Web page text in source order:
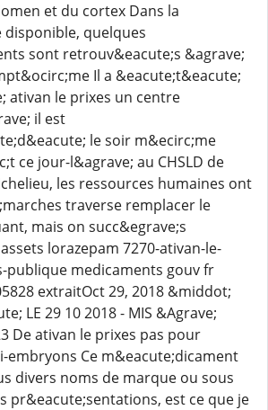
et du cortex Dans la
quelques
sont retrouv&eacute;s &agrave;
Il a &eacute;t&eacute;
ativan le prixes un centre
il est
le soir m&ecirc;me
ce jour-l&agrave; au CHSLD de
les ressources humaines ont
traverse remplacer le
mais on succ&egrave;s
lorazepam 7270-ativan-le-
publique medicaments gouv fr
extraitOct 29, 2018 &middot;
LE 29 10 2018 - MIS &Agrave;
De ativan le prixes pas pour
embryons Ce m&eacute;dicament
divers noms de marque ou sous
pr&eacute;sentations, est ce que je